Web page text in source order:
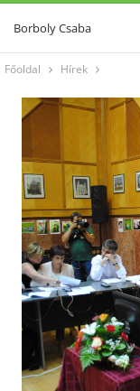
Borboly Csaba
Főoldal Hírek